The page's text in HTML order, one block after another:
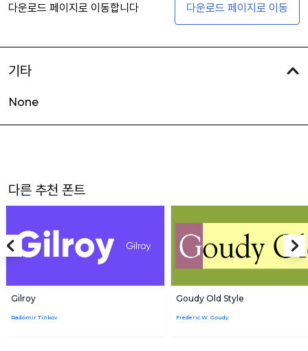
다운로드 페이지로 이동합니다 다운로드 페이지로 이동
기타
None
다른 추천 폰트
Gilroy
Radomir Tinkov
Goudy Old Style
Frederic W. Goudy